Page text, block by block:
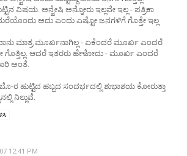
ವಿಷಯ. ಅನ್ವೇಷಿ ಅನ್ನೋರು ಇಲ್ಲವೇ ಇಲ್ಲ - ಪತ್ರಿಕಾ
ಅದು ಎಂದು ಎಷ್ಟೋ ಜನಗಳಿಗೆ ಗೊತ್ತೇ ಇಲ್ಲ
ಮಾತ್ರ ಮೂರ್ಖನಾಗಿಲ್ಲ - ಏಕೆಂದರೆ ಮೂರ್ಖ ಎಂದರೆ
ಗೊತ್ತಿಲ್ಲ. ಆದರೆ ಇತರರು ಹೇಳೋದು - ಮೂರ್ಖ ಎಂದರೆ
ಅಂತೆ.
ರ ಹುಟ್ಟಿದ ಹಬ್ಬದ ಸಂದರ್ಭದಲ್ಲಿ ಶುಭಾಶಯ ಕೋರುತ್ತಾ
ನಿಲ್ಲುವೆ.
12:41 PM